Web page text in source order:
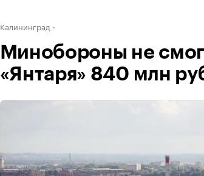
Калининград
Минобороны не
«Янтаря» 840 млн